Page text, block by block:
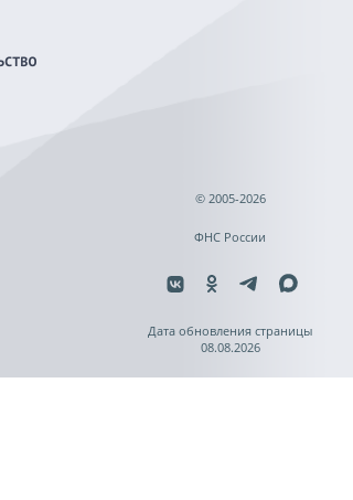
© 2005-2026
ФНС России
Дата обновления страницы
08.08.2026